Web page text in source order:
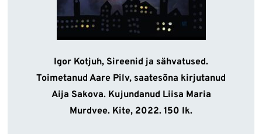
Igor Kotjuh, Sireenid ja sähvatused.
Toimetanud Aare Pilv, saatesõna kirjutanud
Aija Sakova. Kujundanud Liisa Maria
Murdvee. Kite, 2022. 150 lk.